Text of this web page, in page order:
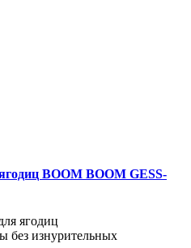
BOOM BOOM GESS-
ягодиц
без изнурительных